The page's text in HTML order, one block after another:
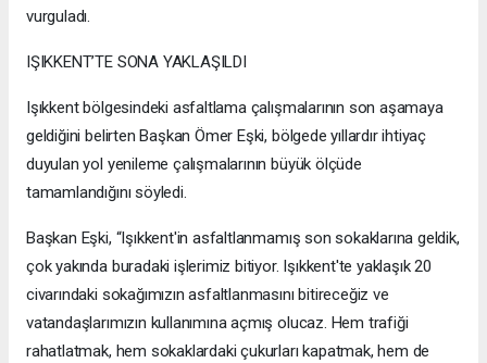
vurguladı.
IŞIKKENT’TE SONA YAKLAŞILDI
Işıkkent bölgesindeki asfaltlama çalışmalarının son aşamaya
geldiğini belirten Başkan Ömer Eşki, bölgede yıllardır ihtiyaç
duyulan yol yenileme çalışmalarının büyük ölçüde
tamamlandığını söyledi.
Başkan Eşki, “Işıkkent'in asfaltlanmamış son sokaklarına geldik,
çok yakında buradaki işlerimiz bitiyor. Işıkkent'te yaklaşık 20
civarındaki sokağımızın asfaltlanmasını bitireceğiz ve
vatandaşlarımızın kullanımına açmış olucaz. Hem trafiği
rahatlatmak, hem sokaklardaki çukurları kapatmak, hem de